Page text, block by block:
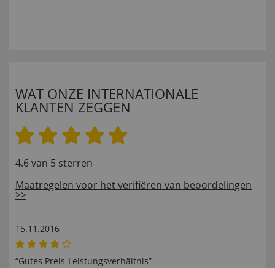
WAT ONZE INTERNATIONALE
KLANTEN ZEGGEN
4.6 van 5 sterren
Maatregelen voor het verifiëren van beoordelingen
>>
15.11.2016
“Gutes Preis-Leistungsverhältnis”